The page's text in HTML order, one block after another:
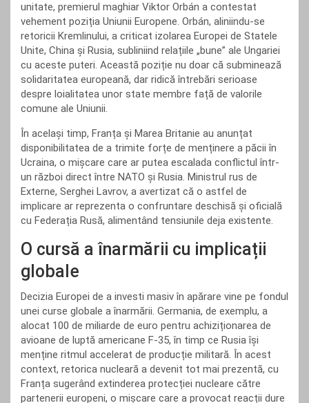
unitate, premierul maghiar Viktor Orbán a contestat
vehement poziția Uniunii Europene. Orbán, aliniindu-se
retoricii Kremlinului, a criticat izolarea Europei de Statele
Unite, China și Rusia, subliniind relațiile „bune” ale Ungariei
cu aceste puteri. Această poziție nu doar că subminează
solidaritatea europeană, dar ridică întrebări serioase
despre loialitatea unor state membre față de valorile
comune ale Uniunii.
În același timp, Franța și Marea Britanie au anunțat
disponibilitatea de a trimite forțe de menținere a păcii în
Ucraina, o mișcare care ar putea escalada conflictul într-
un război direct între NATO și Rusia. Ministrul rus de
Externe, Serghei Lavrov, a avertizat că o astfel de
implicare ar reprezenta o confruntare deschisă și oficială
cu Federația Rusă, alimentând tensiunile deja existente.
O cursă a înarmării cu implicații
globale
Decizia Europei de a investi masiv în apărare vine pe fondul
unei curse globale a înarmării. Germania, de exemplu, a
alocat 100 de miliarde de euro pentru achiziționarea de
avioane de luptă americane F-35, în timp ce Rusia își
menține ritmul accelerat de producție militară. În acest
context, retorica nucleară a devenit tot mai prezentă, cu
Franța sugerând extinderea protecției nucleare către
partenerii europeni, o mișcare care a provocat reacții dure